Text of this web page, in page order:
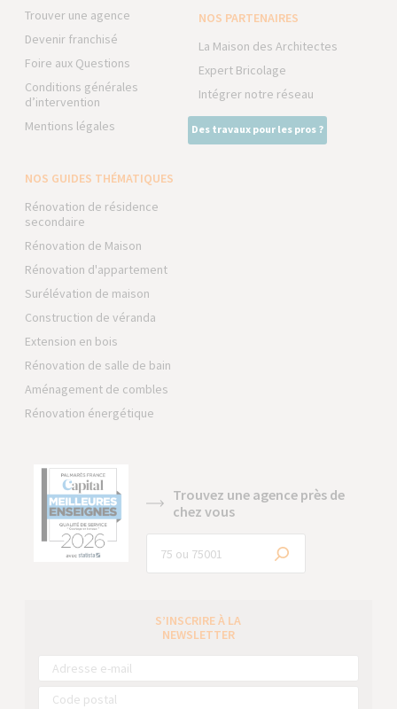
Trouver une agence
Devenir franchisé
Foire aux Questions
Conditions générales
d’intervention
Mentions légales
NOS PARTENAIRES
La Maison des Architectes
Expert Bricolage
Intégrer notre réseau
Des travaux pour les pros ?
NOS GUIDES THÉMATIQUES
Rénovation de résidence
secondaire
Rénovation de Maison
Rénovation d'appartement
Surélévation de maison
Construction de véranda
Extension en bois
Rénovation de salle de bain
Aménagement de combles
Rénovation énergétique
Trouvez une agence près de
chez vous
S’INSCRIRE À LA
NEWSLETTER